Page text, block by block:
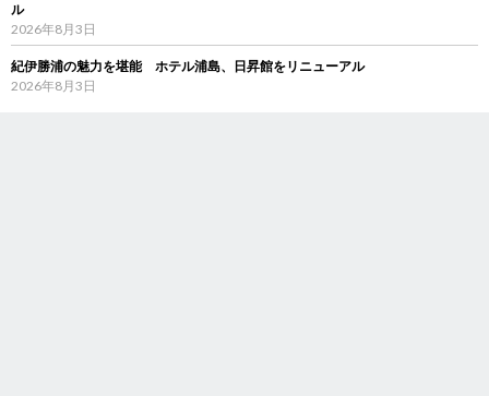
ル
2026年8月3日
紀伊勝浦の魅力を堪能 ホテル浦島、日昇館をリニューアル
2026年8月3日